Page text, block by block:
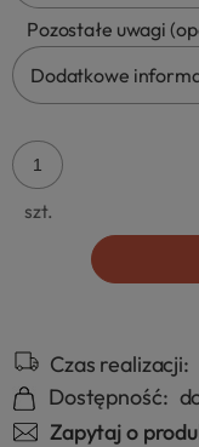
Pozostałe uwagi
szt.
Czas realizacji:
Dostępność:
Zapytaj o